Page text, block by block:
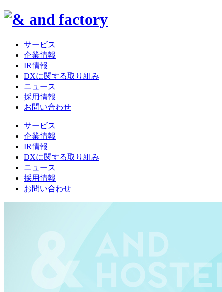
サービス
企業情報
IR情報
DXに関する取り組み
ニュース
採用情報
お問い合わせ
サービス
企業情報
IR情報
DXに関する取り組み
ニュース
採用情報
お問い合わせ